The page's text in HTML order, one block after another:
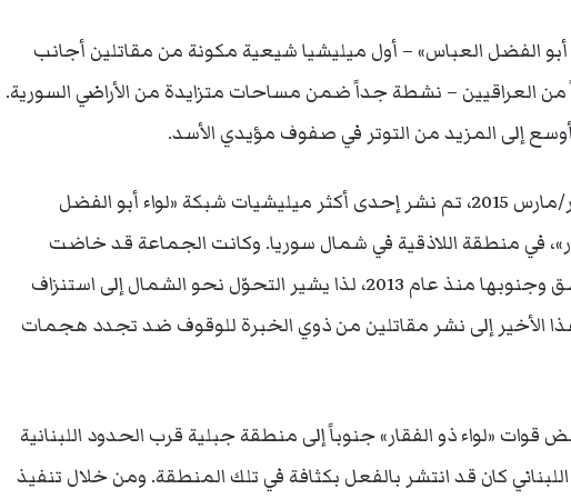
أبو الفضل العباس» – أول ميليشيا شيعية مكونة من مقاتلين أجانب
العراقيين – نشطة جداً ضمن مساحات متزايدة من الأراضي السورية.
إلى المزيد من التوتر في صفوف مؤيدي الأسد.
وفي الفترة بين شباط/فبراير وأوائل آذار/مارس 2015، تم نشر إحدى أكثر ميليشيات شبكة «لواء أبو الفضل
في منطقة اللاذقية في شمال سوريا. وكانت الجماعة قد خاضت
معارك بالدرجة الأولى في منطقة دمشق وجنوبها منذ عام 2013، لذا يشير التحوّل نحو الشمال إلى استنزاف
الأخير إلى نشر مقاتلين من ذوي الخبرة للوقوف ضد تجدد هجمات
«لواء ذو الفقار» جنوباً إلى منطقة جبلية قرب الحدود اللبنانية
كان قد انتشر بالفعل بكثافة في تلك المنطقة. ومن خلال تنفيذ